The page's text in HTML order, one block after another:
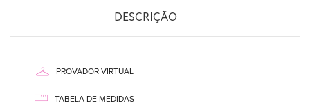
DESCRIÇÃO
PROVADOR VIRTUAL
TABELA DE MEDIDAS